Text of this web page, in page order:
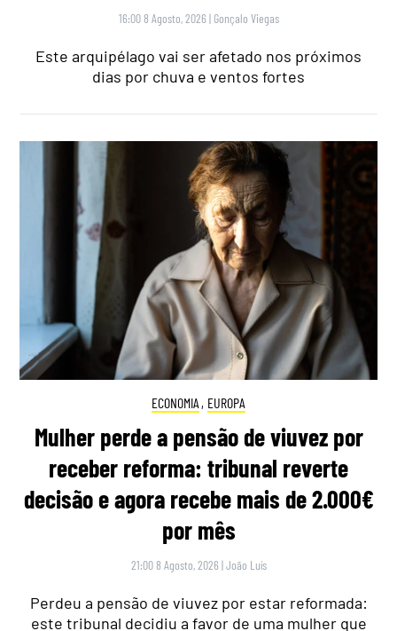
16:00 8 Agosto, 2026 | Gonçalo Viegas
Este arquipélago vai ser afetado nos próximos
dias por chuva e ventos fortes
ECONOMIA , EUROPA
Mulher perde a pensão de viuvez por
receber reforma: tribunal reverte
decisão e agora recebe mais de 2.000€
por mês
21:00 8 Agosto, 2026 |João Luís
Perdeu a pensão de viuvez por estar reformada:
este tribunal decidiu a favor de uma mulher que